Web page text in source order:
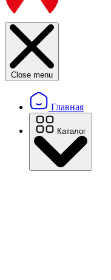
Close menu
Главная
Каталог